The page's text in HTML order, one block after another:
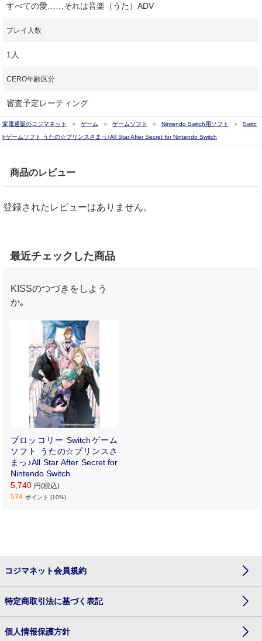
すべての愛……それは音楽（うた）ADV
プレイ人数
1人
CERO年齢区分
審査予定レーティング
家電通販のコジマネット ゲーム ゲームソフト Nintendo Switch用ソフト
Switc
hゲームソフト うたの☆プリンスさまっ♪All Star After Secret for Nintendo Switch
商品のレビュー
登録されたレビューはありません。
最近チェックした商品
KISSのつづきをしよう
か｡
ブロッコリー Switchゲーム
ソフト うたの☆プリンスさ
まっ♪All Star After Secret for
Nintendo Switch
5,740 円(税込)
574 ポイント (10%)
コジマネット会員規約
特定商取引法に基づく表記
個人情報保護方針